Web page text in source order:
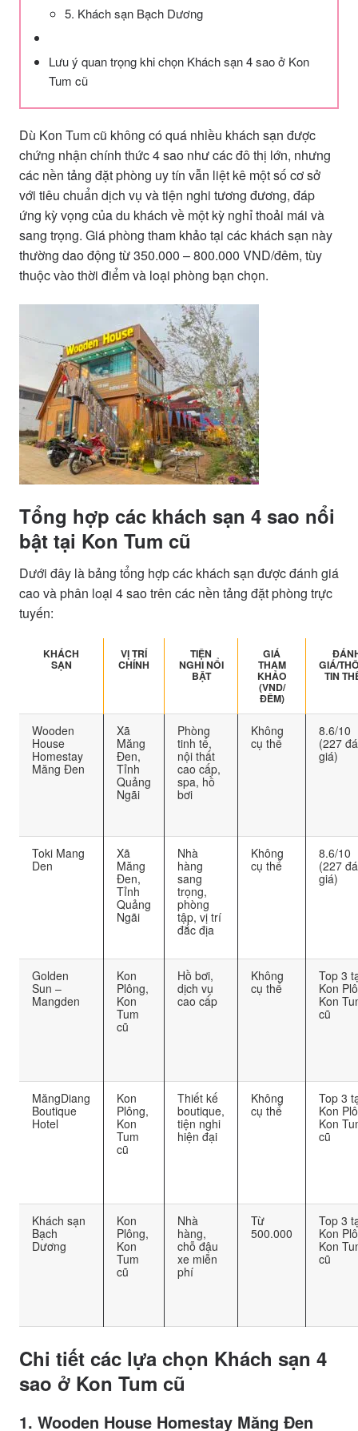
5. Khách sạn Bạch Dương
Lưu ý quan trọng khi chọn Khách sạn 4 sao ở Kon
Tum cũ
Dù Kon Tum cũ không có quá nhiều khách sạn được
chứng nhận chính thức 4 sao như các đô thị lớn, nhưng
các nền tảng đặt phòng uy tín vẫn liệt kê một số cơ sở
với tiêu chuẩn dịch vụ và tiện nghi tương đương, đáp
ứng kỳ vọng của du khách về một kỳ nghỉ thoải mái và
sang trọng. Giá phòng tham khảo tại các khách sạn này
thường dao động từ 350.000 – 800.000 VND/đêm, tùy
thuộc vào thời điểm và loại phòng bạn chọn.
Tổng hợp các khách sạn 4 sao nổi
bật tại Kon Tum cũ
Dưới đây là bảng tổng hợp các khách sạn được đánh giá
cao và phân loại 4 sao trên các nền tảng đặt phòng trực
tuyến:
KHÁCH
SẠN
VỊ TRÍ
CHÍNH
TIỆN
NGHI NỔI
BẬT
GIÁ
THAM
KHẢO
(VND/
ĐÊM)
GIÁ/
TIN
Wooden
House
Homestay
Măng Đen
Xã
Măng
Đen,
Tỉnh
Quảng
Ngãi
Phòng
tinh tế,
nội thất
cao cấp,
spa, hồ
bơi
Không
cụ thể
8.6/10
(227
giá)
Toki Mang
Den
Xã
Măng
Đen,
Tỉnh
Quảng
Ngãi
Nhà
hàng
sang
trọng,
phòng
tập, vị trí
đắc địa
Không
cụ thể
8.6/10
(227
giá)
Golden
Sun –
Mangden
Kon
Plông,
Kon
Tum
cũ
Hồ bơi,
dịch vụ
cao cấp
Không
cụ thể
Top 3
Kon
Kon
cũ
MăngDiang
Boutique
Hotel
Kon
Plông,
Kon
Tum
cũ
Thiết kế
boutique,
tiện nghi
hiện đại
Không
cụ thể
Top 3
Kon
Kon
cũ
Khách sạn
Bạch
Dương
Kon
Plông,
Kon
Tum
cũ
Nhà
hàng,
chỗ đậu
xe miễn
phí
Từ
500.000
Top 3
Kon
Kon
cũ
Chi tiết các lựa chọn Khách sạn 4
sao ở Kon Tum cũ
1. Wooden House Homestay Măng Đen